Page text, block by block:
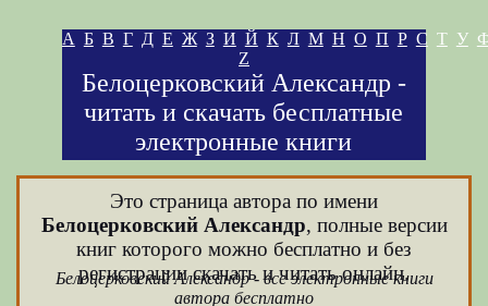
А Б В Г Д Е Ж З И Й К Л М Н О П Р С Т У
Z
Белоцерковский Александр -
читать и скачать бесплатные
электронные книги
Это страница автора по имени
Белоцерковский Александр, полные версии
книг которого можно бесплатно и без
регистрации скачать и читать онлайн.
Белоцерковский Александр - все электронные книги
автора бесплатно